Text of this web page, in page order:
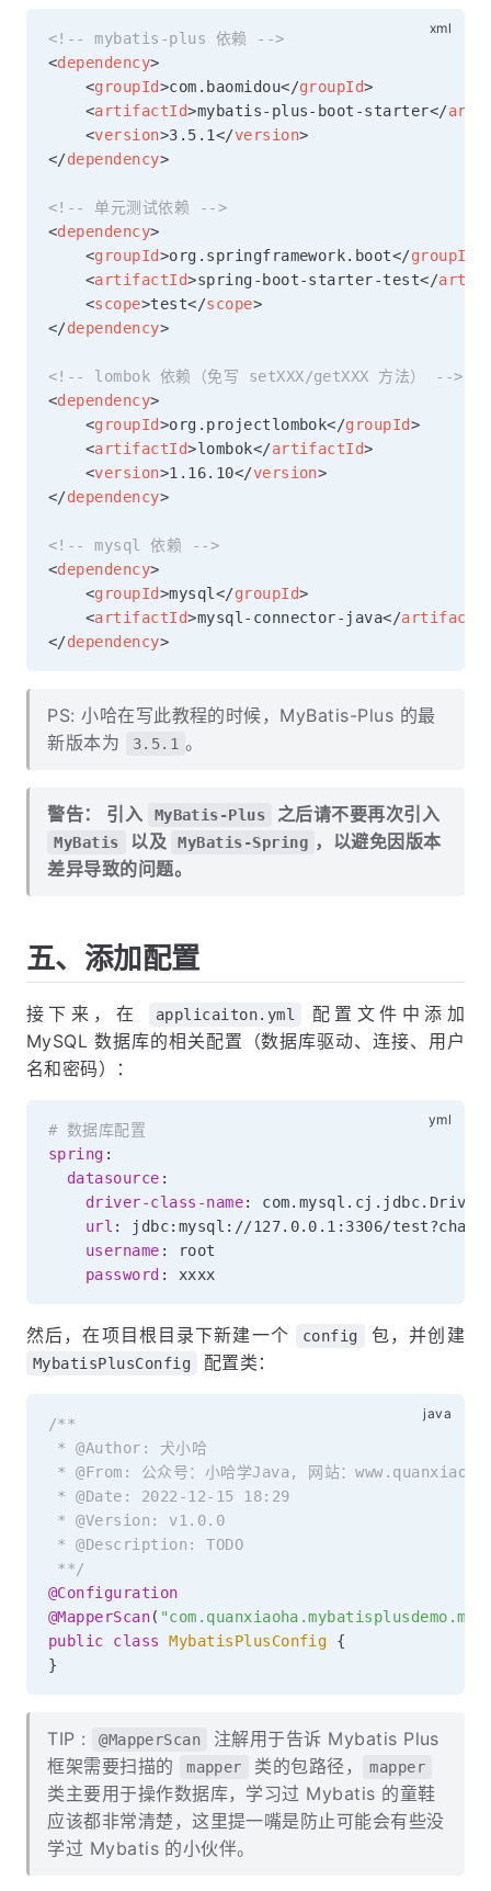
<!-- mybatis-plus 依赖 -->
<dependency>
<groupId>com.baomidou</groupId>
<artifactId>mybatis-plus-boot-starter</
<version>3.5.1</version>
</dependency>
<!-- 单元测试依赖 -->
<dependency>
<groupId>org.springframework.boot</groupId
<artifactId>spring-boot-starter-test</
<scope>test</scope>
</dependency>
<!-- lombok 依赖（免写 setXXX/getXXX 方法） -->
<dependency>
<groupId>org.projectlombok</groupId>
<artifactId>lombok</artifactId>
<version>1.16.10</version>
</dependency>
<!-- mysql 依赖 -->
<dependency>
<groupId>mysql </groupId>
<artifactId>mysql-connector-java</
</dependency>
PS: 小哈在写此教程的时候，MyBatis-Plus 的最
新版本为
3.5.1 。
警告： 引入 MyBatis-Plus 之后请不要再次引入
MyBatis 以及 MyBatis-Spring ，以避免因版本
差异导致的问题。
五、添加配置
接下来，在 applicaiton.yml
配置文件中添加
MySQL 数据库的相关配置（数据库驱动、连接、用户
名和密码）：
# 数据库配置
spring :
datasource :
driver-class-name:
com.mysql.cj.jdbc.Driver
url : jdbc: mysql : //127.0.0.1 : 3306/test?
username :
root
password :
然后，在项目根目录下新建一个 config 包，并创建
MybatisPlusConfig 配置类：
/**
* @Author: 犬小哈
* @From: 公众号：小哈学Java, 网站：
* @Date: 2022-12-15 18:29
* @Version: v1.0.0
* @Description: TODO
**/
@Configuration
@MapperScan(
public
class MybatisPlusConfig
{
}
TIP : @MapperScan
注解用于告诉 Mybatis Plus
框架需要扫描的
mapper 类的包路径， mapper
类主要用于操作数据库，学习过 Mybatis 的童鞋
应该都非常清楚，这里提一嘴是防止可能会有些没
学过 Mybatis 的小伙伴。